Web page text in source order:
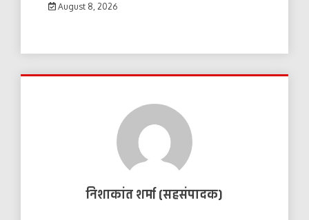
August 8, 2026
निशाकांत शर्मा (सहसंपादक)